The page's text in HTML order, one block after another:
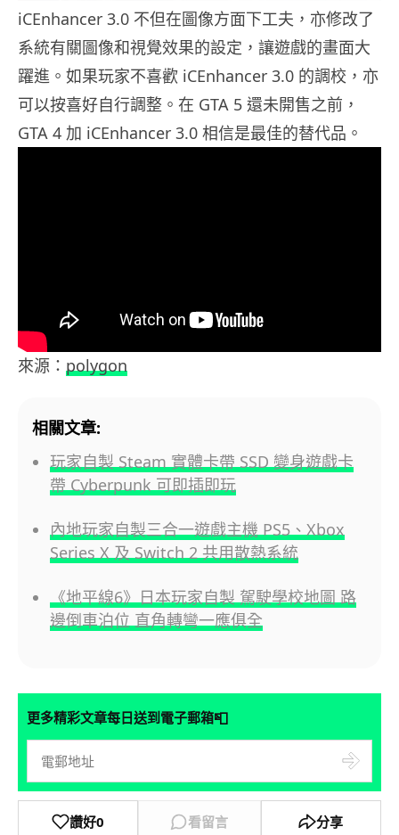
iCEnhancer 3.0 不但在圖像方面下工夫，亦修改了
系統有關圖像和視覺效果的設定，讓遊戲的畫面大
躍進。如果玩家不喜歡 iCEnhancer 3.0 的調校，亦
可以按喜好自行調整。在 GTA 5 還未開售之前，
GTA 4 加 iCEnhancer 3.0 相信是最佳的替代品。
來源： polygon
相關文章:
玩家自製 Steam 實體卡帶 SSD 變身遊戲卡
帶 Cyberpunk 可即插即玩
內地玩家自製三合一遊戲主機 PS5、Xbox
Series X 及 Switch 2 共用散熱系統
《地平線6》日本玩家自製 駕駛學校地圖 路
邊倒車泊位 直角轉彎一應俱全
更多精彩文章每日送到電子郵箱📮
讚好0 看留言 分享